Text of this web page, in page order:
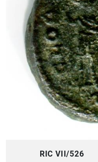
RIC VII/526